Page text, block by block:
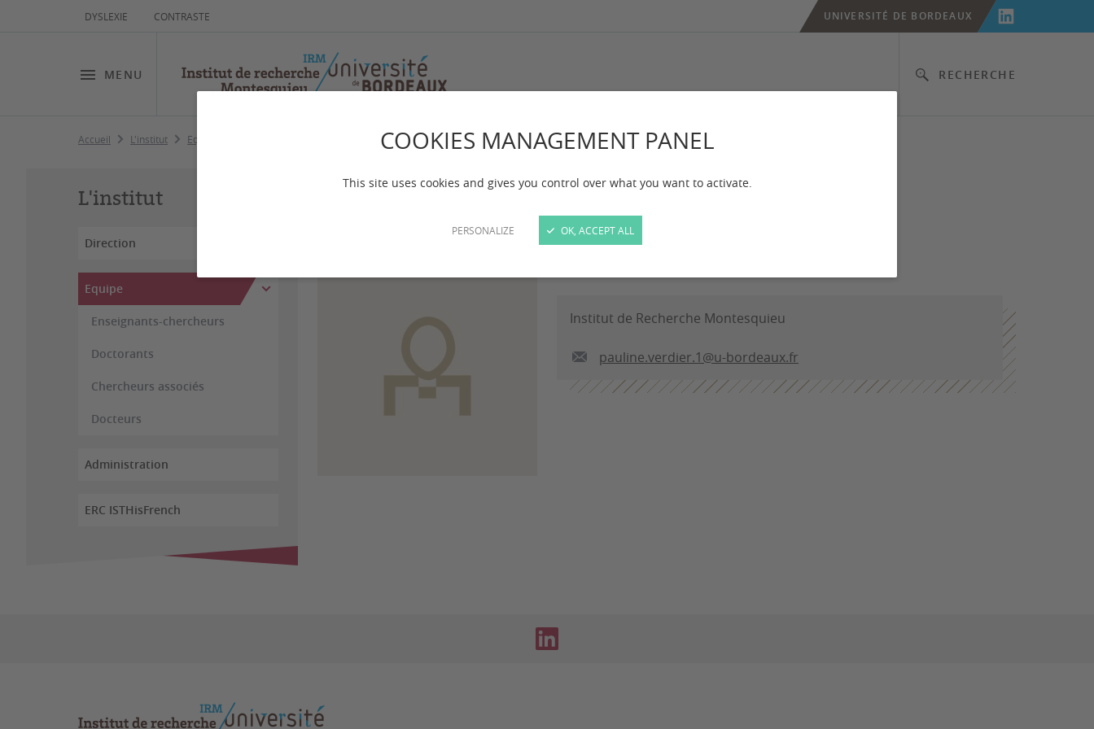
COOKIES MANAGEMENT PANEL
This site uses cookies and gives you control over what you want to activate.
PERSONALIZE OK, ACCEPT ALL
DYSLEXIE CONTRASTE
MENU RECHERCHE
UNIVERSITÉ DE BORDEAUX
Accueil L'institut Equipe Pauline VERDIER
L'institut
Direction
Equipe
Enseignants-chercheurs
Doctorants
Chercheurs associés
Docteurs
Administration
ERC ISTHisFrench
Pauline VERDIER
Institut de Recherche Montesquieu
pauline.verdier.1@u-bordeaux.fr